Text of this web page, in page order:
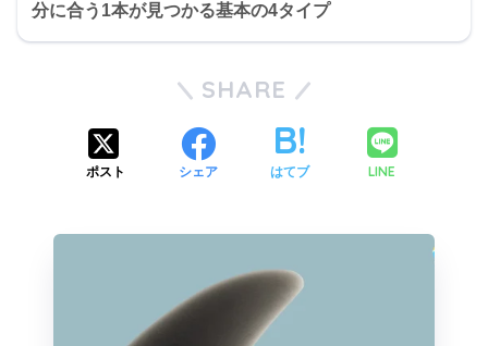
分に合う1本が見つかる基本の4タイプ
SHARE
ポスト シェア はてブ LINE